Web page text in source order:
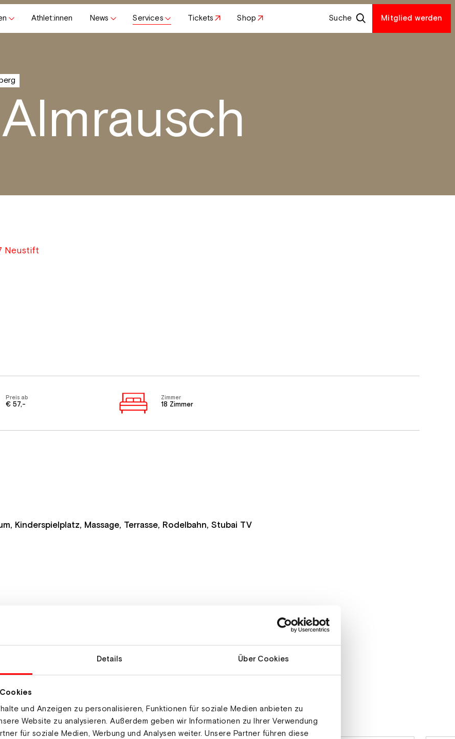
Details Über Cookies
und Anzeigen zu personalisieren, Funktionen für soziale Medien anbieten zu
Website zu analysieren. Außerdem geben wir Informationen zu Ihrer Verwendung
für soziale Medien, Werbung und Analysen weiter. Unsere Partner führen diese
Athlet:innen News Services Tickets Shop Suche Mitglied werden
Neustift
Preis ab
€ 57,-
Zimmer
18 Zimmer
Kinderspielplatz, Massage, Terrasse, Rodelbahn, Stubai TV
vom Elferlift, 9km von der Schlick 2000, 15km von den Miederer Bergbahnen
Euro HP (Hauptsaison)